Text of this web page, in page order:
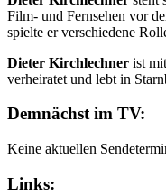
Film- und Fernsehen vor
spielte er verschiedene
Dieter Kirchlechner ist
verheiratet und lebt in
Demnächst im TV:
Keine aktuellen
Links: